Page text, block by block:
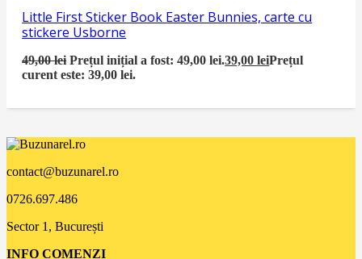
Little First Sticker Book Easter Bunnies, carte cu
stickere Usborne
49,00lei Prețul inițial a fost: 49,00 lei.39,00leiPrețul
curent este: 39,00 lei.
contact@buzunarel.ro
0726.697.486
Sector 1, București
INFO COMENZI